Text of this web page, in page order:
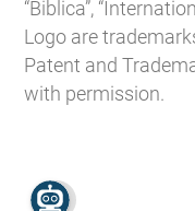
“Biblica”,
Logo are
Patent and
with permission.